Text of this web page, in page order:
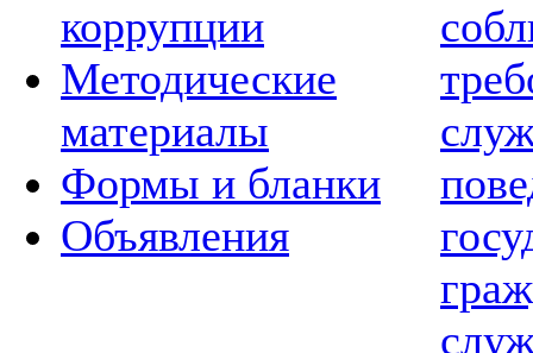
коррупции
Методические
материалы
Формы и бланки
Объявления